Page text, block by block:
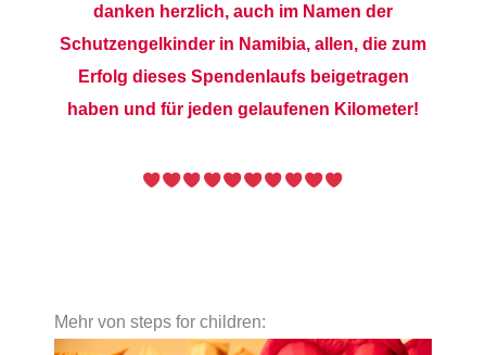
danken herzlich, auch im Namen der
Schutzengelkinder in Namibia, allen, die zum
Erfolg dieses Spendenlaufs beigetragen
haben und für jeden gelaufenen Kilometer!
Mehr von steps for children: